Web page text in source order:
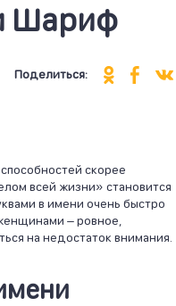
Шариф
Поделиться:
скорее
всей жизни» становится
в имени очень быстро
– ровное,
на недостаток внимания.